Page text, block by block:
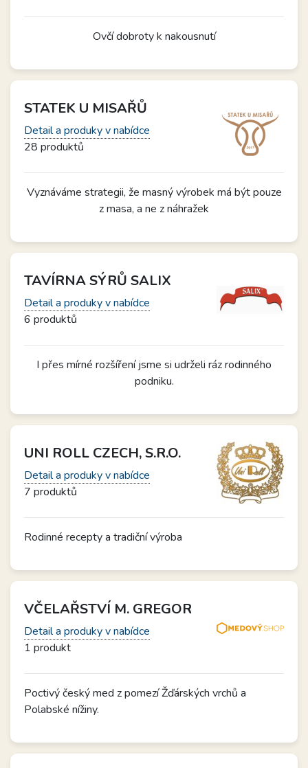
Ovčí dobroty k nakousnutí
STATEK U MISAŘŮ
Detail a produky v nabídce
28 produktů
Vyznáváme strategii, že masný výrobek má být pouze
z masa, a ne z náhražek
TAVÍRNA SÝRŮ SALIX
Detail a produky v nabídce
6 produktů
I přes mírné rozšíření jsme si udrželi ráz rodinného
podniku.
UNI ROLL CZECH, S.R.O.
Detail a produky v nabídce
7 produktů
Rodinné recepty a tradiční výroba
VČELAŘSTVÍ M. GREGOR
Detail a produky v nabídce
1 produkt
Poctivý český med z pomezí Žďárských vrchů a
Polabské nížiny.